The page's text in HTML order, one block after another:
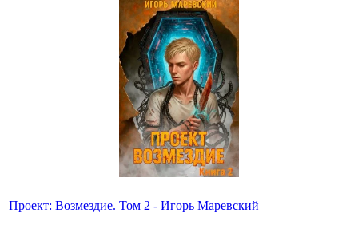
Проект: Возмездие. Том 2 - Игорь Маревский